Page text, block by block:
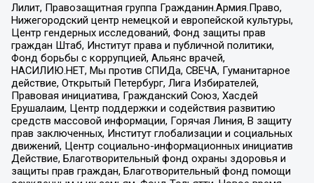
Лилит, Правозащитная группа Гражданин.Армия.Право,
Нижегородский центр немецкой и европейской культуры,
Центр гендерных исследований, Фонд защиты прав
граждан Штаб, Институт права и публичной политики,
Фонд борьбы с коррупцией, Альянс врачей,
НАСИЛИЮ.НЕТ, Мы против СПИДа, СВЕЧА, Гуманитарное
действие, Открытый Петербург, Лига Избирателей,
Правовая инициатива, Гражданский Союз, Хасдей
Ерушалаим, Центр поддержки и содействия развитию
средств массовой информации, Горячая Линия, В защиту
прав заключенных, Институт глобализации и социальных
движений, Центр социально-информационных инициатив
Действие, Благотворительный фонд охраны здоровья и
защиты прав граждан, Благотворительный фонд помощи